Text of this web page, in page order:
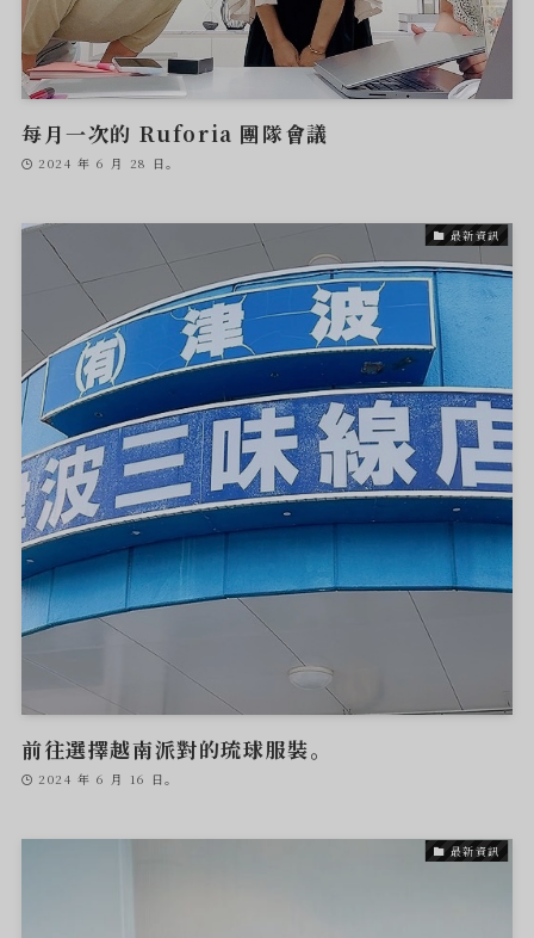
每月一次的 Ruforia 團隊會議
2024 年 6 月 28 日。
最新資訊
前往選擇越南派對的琉球服裝。
2024 年 6 月 16 日。
最新資訊